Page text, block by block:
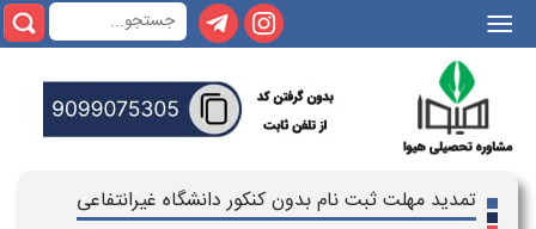
|||
تمدید مهلت ثبت نام بدون کنکور دانشگاه غیرانتفاعی